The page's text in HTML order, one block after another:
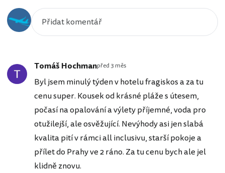
Tomáš Hochmanpřed 3 měs
Byl jsem minulý týden v hotelu fragiskos a za tu
cenu super. Kousek od krásné pláže s útesem,
počasí na opalování a výlety příjemné, voda pro
otužilejší, ale osvěžující. Nevýhody asi jen slabá
kvalita pití v rámci all inclusivu, starší pokoje a
přílet do Prahy ve 2 ráno. Za tu cenu bych ale jel
klidně znovu.